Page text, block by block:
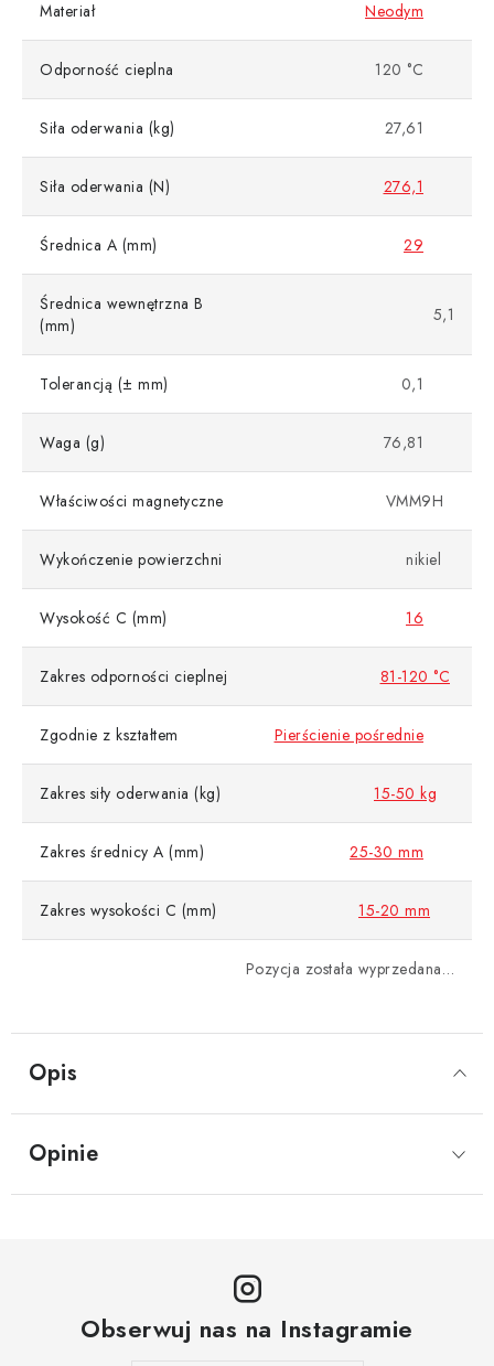
Opis
Materiał Neodym
Odporność cieplna 120 °C
Siła oderwania (kg) 27,61
Siła oderwania (N) 276,1
Średnica A (mm) 29
Średnica wewnętrzna B
(mm)
5,1
Tolerancją (± mm) 0,1
Waga (g) 76,81
Właściwości magnetyczne VMM9H
Wykończenie powierzchni nikiel
Wysokość C (mm) 16
Zakres odporności cieplnej 81-120 °C
Zgodnie z kształtem Pierścienie pośrednie
Zakres siły oderwania (kg) 15-50 kg
Zakres średnicy A (mm) 25-30 mm
Zakres wysokości C (mm) 15-20 mm
Pozycja została wyprzedana…
Opinie
Obserwuj nas na Instagramie